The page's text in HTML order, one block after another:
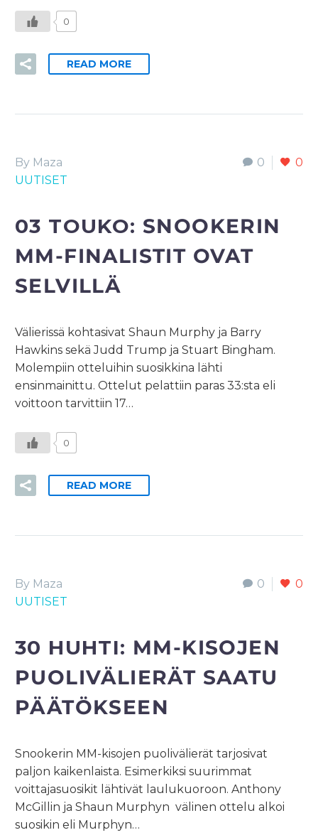
0
READ MORE
0 0
By Maza
UUTISET
03 TOUKO: SNOOKERIN
MM-FINALISTIT OVAT
SELVILLÄ
Välierissä kohtasivat Shaun Murphy ja Barry
Hawkins sekä Judd Trump ja Stuart Bingham.
Molempiin otteluihin suosikkina lähti
ensinmainittu. Ottelut pelattiin paras 33:sta eli
voittoon tarvittiin 17…
0
READ MORE
0 0
By Maza
UUTISET
30 HUHTI: MM-KISOJEN
PUOLIVÄLIERÄT SAATU
PÄÄTÖKSEEN
Snookerin MM-kisojen puolivälierät tarjosivat
paljon kaikenlaista. Esimerkiksi suurimmat
voittajasuosikit lähtivät laulukuoroon. Anthony
McGillin ja Shaun Murphyn välinen ottelu alkoi
suosikin eli Murphyn…